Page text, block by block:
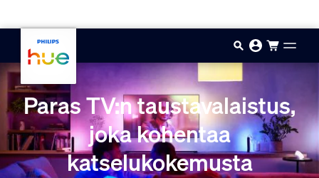
Paras TV:n taustavalaistus,
joka kohentaa
katselukokemusta